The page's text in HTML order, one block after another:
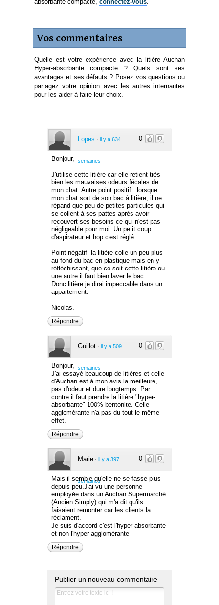
absorbante compacte, connectez-vous.
Vos commentaires
Quelle est votre expérience avec la litière Auchan
Hyper-absorbante compacte ? Quels sont ses
avantages et ses défauts ? Posez vos questions ou
partagez votre opinion avec les autres internautes
pour les aider à faire leur choix.
0
Lopes · il y a 634
semaines
Bonjour,
J'utilise cette litière car elle retient très
bien les mauvaises odeurs fécales de
mon chat. Autre point positif : lorsque
mon chat sort de son bac à litière, il ne
répand que peu de petites particules qui
se collent à ses pattes après avoir
recouvert ses besoins ce qui n'est pas
négligeable pour moi. Un petit coup
d'aspirateur et hop c'est réglé.
Point négatif: la litière colle un peu plus
au fond du bac en plastique mais en y
réfléchissant, que ce soit cette litière ou
une autre il faut bien laver le bac.
Donc litière je dirai impeccable dans un
appartement.
Nicolas.
Répondre
0
Guillot · il y a 509
semaines
Bonjour,
J'ai essayé beaucoup de litières et celle
d'Auchan est à mon avis la meilleure,
pas d'odeur et dure longtemps. Par
contre il faut prendre la litière "hyper-
absorbante" 100% bentonite. Celle
agglomérante n'a pas du tout le même
effet.
Répondre
0
Marie · il y a 397
semaines
Mais il semble qu'elle ne se fasse plus
depuis peu.J'ai vu une personne
employée dans un Auchan Supermarché
(Ancien Simply) qui m'a dit qu'ils
faisaient remonter car les clients la
réclament.
Je suis d'accord c'est l'hyper absorbante
et non l'hyper agglomérante
Répondre
Publier un nouveau commentaire